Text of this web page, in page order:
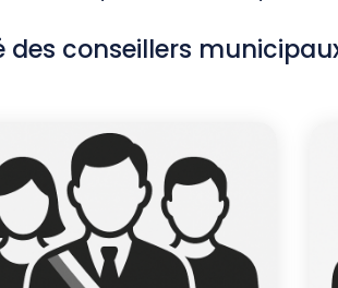
conseillers